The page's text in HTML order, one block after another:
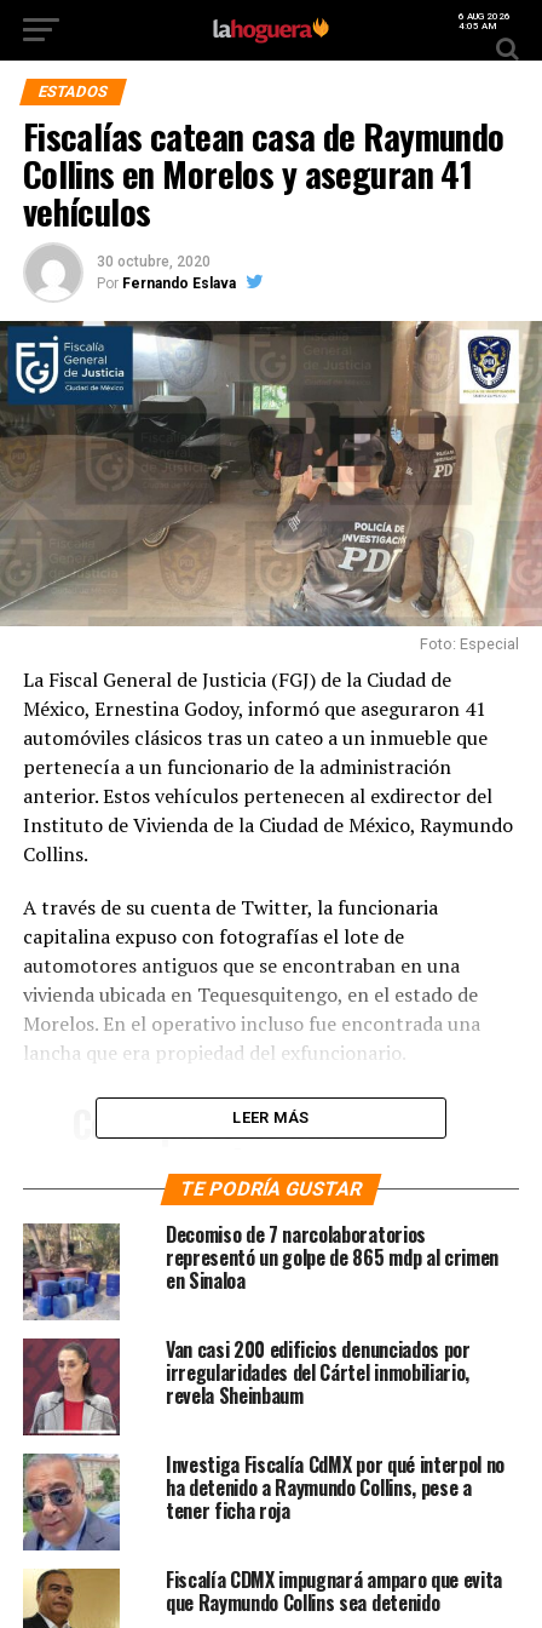
6 AUG 2026
4:05 AM
ESTADOS
Fiscalías catean casa de Raymundo
Collins en Morelos y aseguran 41
vehículos
30 octubre, 2020
Por Fernando Eslava
Foto: Especial
La Fiscal General de Justicia (FGJ) de la Ciudad de
México, Ernestina Godoy, informó que aseguraron 41
automóviles clásicos tras un cateo a un inmueble que
pertenecía a un funcionario de la administración
anterior. Estos vehículos pertenecen al exdirector del
Instituto de Vivienda de la Ciudad de México, Raymundo
Collins.
A través de su cuenta de Twitter, la funcionaria
capitalina expuso con fotografías el lote de
automotores antiguos que se encontraban en una
vivienda ubicada en Tequesquitengo, en el estado de
Morelos. En el operativo incluso fue encontrada una
lancha que era propiedad del exfuncionario.
Como parte de una
investigación contra un ex
servidor público de la
pasada administración,
llevamos a cabo, con
@Fiscalia_Mor
Tequesquitengo, Mor.
@PDI_FGJCDMX aseguró 41
autos clásicos, tres
acuamotos, una cuatrimoto,
una motocicleta, y una
lancha.
pic.twitter.com/j1QQECIVXO
LEER MÁS
TE PODRÍA GUSTAR
Decomiso de 7 narcolaboratorios
representó un golpe de 865 mdp al crimen
en Sinaloa
Van casi 200 edificios denunciados por
irregularidades del Cártel inmobiliario,
revela Sheinbaum
Investiga Fiscalía CdMX por qué interpol no
ha detenido a Raymundo Collins, pese a
tener ficha roja
Fiscalía CDMX impugnará amparo que evita
que Raymundo Collins sea detenido